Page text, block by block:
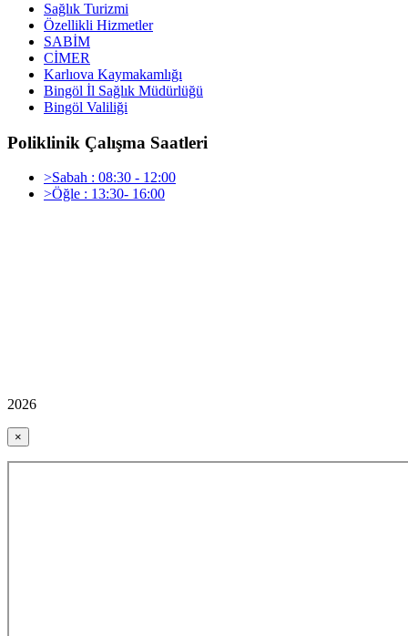
Sağlık Turizmi
Özellikli Hizmetler
SABİM
CİMER
Karlıova Kaymakamlığı
Bingöl İl Sağlık Müdürlüğü
Bingöl Valiliği
Poliklinik Çalışma Saatleri
>Sabah : 08:30 - 12:00
>Öğle : 13:30- 16:00
2026
×